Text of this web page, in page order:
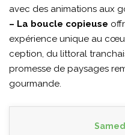
avec des animations aux
– La boucle copieuse
expérience unique au
ception, du littoral
promesse de paysages
gourmande.